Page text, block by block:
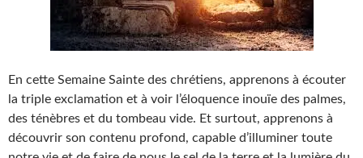
En cette Semaine Sainte des chrétiens, apprenons à écouter
la triple exclamation et à voir l’éloquence inouïe des palmes,
des ténèbres et du tombeau vide. Et surtout, apprenons à
découvrir son contenu profond, capable d’illuminer toute